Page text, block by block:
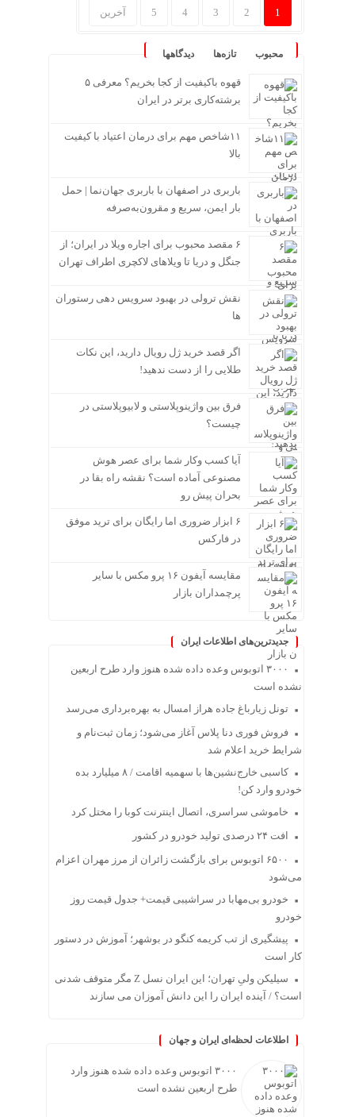
1
2
3
4
5 آخرین
محبوب تازه‌ها دیدگاهها
قهوه باکیفیت از کجا بخریم؟ معرفی ۵
برشته‌کاری برتر در ایران
۱۱شاخص مهم برای درمان اعتیاد با کیفیت
بالا
باربری در اصفهان با باربری جهان‌نما | حمل
بار ایمن، سریع و مقرون‌به‌صرفه
۶ مقصد محبوب برای اجاره ویلا در ایران؛ از
جنگل و دریا تا ویلاهای لاکچری اطراف تهران
نقش ترولی در بهبود سرویس دهی رستوران
ها
اگر قصد خرید ژل رویال دارید، این نکات
طلایی را از دست ندهید!
فرق بین واژینوپلاستی و لابیوپلاستی در
چیست؟
آیا کسب وکار شما برای عصر هوش
مصنوعی آماده است؟ نقشه راه بقا در
بحران پیش رو
۶ ابزار ضروری اما رایگان برای ترید موفق
در فارکس
مقایسه آیفون ۱۶ پرو مکس با سایر
پرچمداران بازار
جدیدترین‌های اطلاعات ایران
۳۰۰۰ اتوبوس وعده داده شده هنوز وارد طرح اربعین
نشده است
تونل زیارباغ جاده هراز امسال به بهره‌برداری می‌رسد
فروش فوری دنا پلاس آغاز می‌شود؛ زمان ثبت‌نام و
شرایط خرید اعلام شد
کاسبی خارج‌نشین‌ها با سهمیه اقامت / ۸ میلیارد بده
خودرو وارد کن!
خاموشی سراسری، اتصال اینترنت کوبا را مختل کرد
افت ۲۴ درصدی تولید خودرو در کشور
۶۵۰۰ اتوبوس برای بازگشت زائران از مرز مهران اعزام
می‌شود
خودرو بی‌مهابا در سراشیبی قیمت+ جدول قیمت روز
خودرو
پیشگیری از تب کریمه کنگو در بوشهر؛ آموزش در دستور
کار است
سیلیکن ولیِ تهران؛ این ایران نسل Z مگر متوقف شدنی
است؟ / آینده ایران را این دانش آموزان می سازند
اطلاعات لحظه‌ای ایران و جهان
۳۰۰۰ اتوبوس وعده داده شده هنوز وارد
طرح اربعین نشده است